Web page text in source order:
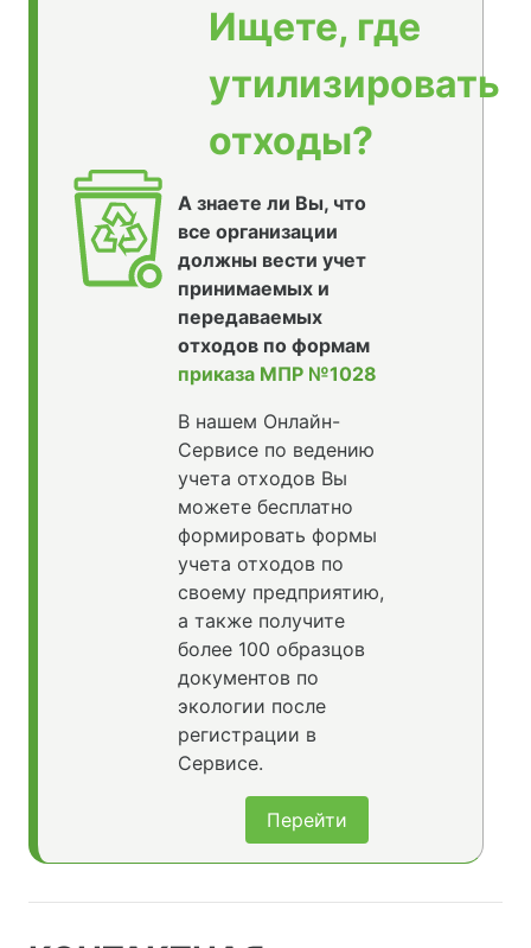
Ищете, где
утилизировать
отходы?
А знаете ли Вы, что
все организации
должны вести учет
принимаемых и
передаваемых
отходов по формам
приказа МПР №1028
В нашем Онлайн-
Сервисе по ведению
учета отходов Вы
можете бесплатно
формировать формы
учета отходов по
своему предприятию,
а также получите
более 100 образцов
документов по
экологии после
регистрации в
Сервисе.
Перейти